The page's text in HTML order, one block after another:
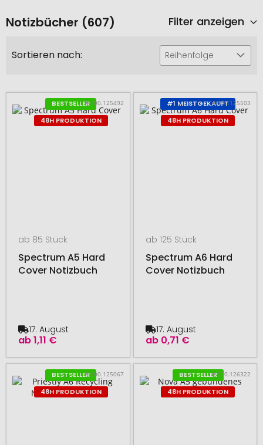
Notizbücher (607) Filter anzeigen
Sortieren nach: Reihenfolge
BESTSELLER
48H PRODUKTION
# 500.125492
ab 85 Stück
Spectrum A5 Hard
Cover Notizbuch
ab1,11 €
17. August
#1 MEISTGEKAUFT
48H PRODUKTION
# 500.125503
ab 125 Stück
Spectrum A6 Hard
Cover Notizbuch
ab 0,71 €
17. August
BESTSELLER
48H PRODUKTION
# 500.125067
BESTSELLER
48H PRODUKTION
# 500.126322